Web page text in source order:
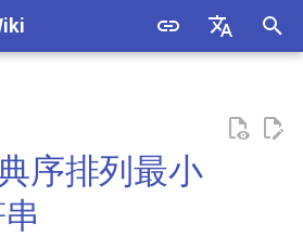
排
序排列最小